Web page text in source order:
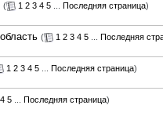
( 1 2 3 4 5 Последняя страница)
( 1 2 3 4 5
Последняя
1 2 3 4 5 Последняя страница)
4 5 Последняя страница)